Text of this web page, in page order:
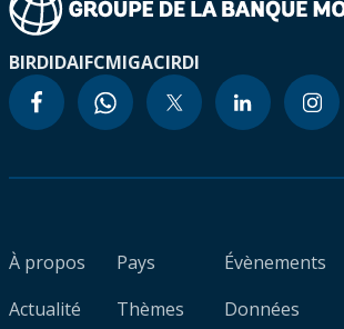
BIRDIDAIFCMIGACIRDI
À propos
Actualité
Pays
Thèmes
Évènements
Données